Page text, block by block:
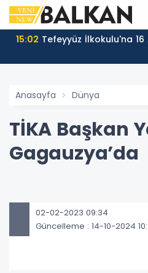
15:02 Tefeyyüz İlkokulu'na
Anasayfa Dünya
TİKA Başkan
Gagauzya’da
02-02-2023 09:34
Güncelleme : 14-10-2024